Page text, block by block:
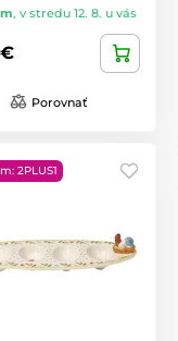
, v stredu 12. 8. u vás
€
Porovnať
2PLUS1